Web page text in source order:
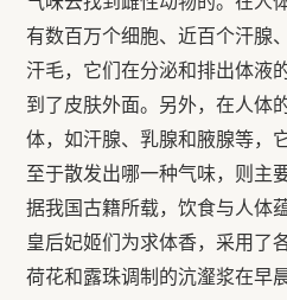
有数百万个细胞、近百个汗腺
汗毛，它们在分泌和排出体液
到了皮肤外面。另外，在人体
体，如汗腺、乳腺和腋腺等，
至于散发出哪一种气味，则主
据我国古籍所载，饮食与人体
皇后妃姬们为求体香，采用了
荷花和露珠调制的沆瀣浆在早